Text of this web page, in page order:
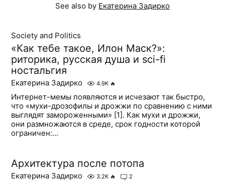
See also by Екатерина Задирко
Society and Politics
«Как тебе такое, Илон Маск?»:
риторика, русская душа и sci-fi
ностальгия
Екатерина Задирко 4.9K 🔥
Интернет-мемы появляются и исчезают так быстро,
что «мухи-дрозофилы и дрожжи по сравнению с ними
выглядят замороженными» [1]. Как мухи и дрожжи,
они размножаются в среде, срок годности которой
ограничен:...
Архитектура после потопа
Екатерина Задирко 3.2K 🔥 2